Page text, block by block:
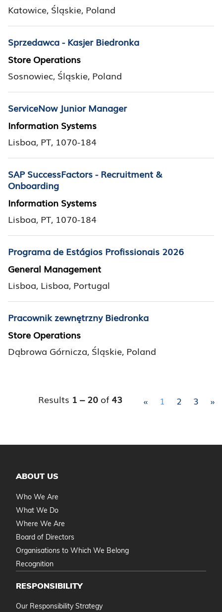
Katowice, Śląskie, Poland
Sprzedawca - Kasjer Biedronka
Store Operations
Sosnowiec, Śląskie, Poland
ServiceNow Junior Manager
Information Systems
Lisboa, PT, 1070-184
SAP SuccessFactors - Recruitment &
Onboarding
Information Systems
Lisboa, PT, 1070-184
Programa de Estágios Profissionais 2026
General Management
Lisboa, Lisboa, Portugal
Pracownik zewnętrzny Biedronka
Store Operations
Dąbrowa Górnicza, Śląskie, Poland
Results 1 – 20 of 43 « 1 2 3 »
ABOUT US
Who We Are
What We Do
Where We Are
Board of Directors
Organisations to Which We Belong
Recognition
RESPONSIBILITY
Our Responsibility Strategy